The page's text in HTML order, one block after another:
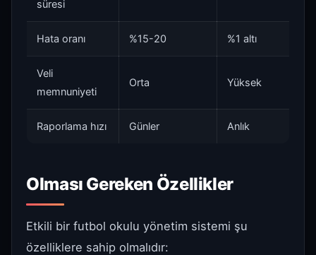
süresi
Hata oranı %15-20 %1 altı
Veli
memnuniyeti
Orta Yüksek
Raporlama hızı Günler Anlık
Olması Gereken Özellikler
Etkili bir futbol okulu yönetim sistemi şu
özelliklere sahip olmalıdır: